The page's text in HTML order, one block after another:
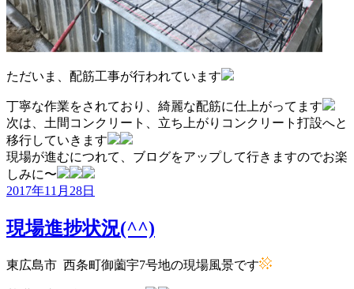
ただいま、配筋工事が行われています
丁寧な作業をされており、綺麗な配筋に仕上がってます
次は、土間コンクリート、立ち上がりコンクリート打設へと
移行していきます
現場が進むにつれて、ブログをアップして行きますのでお楽
しみに〜
投
日:
2017年11月28日
現場進捗状況(^^)
東広島市 西条町御薗宇7号地の現場風景です